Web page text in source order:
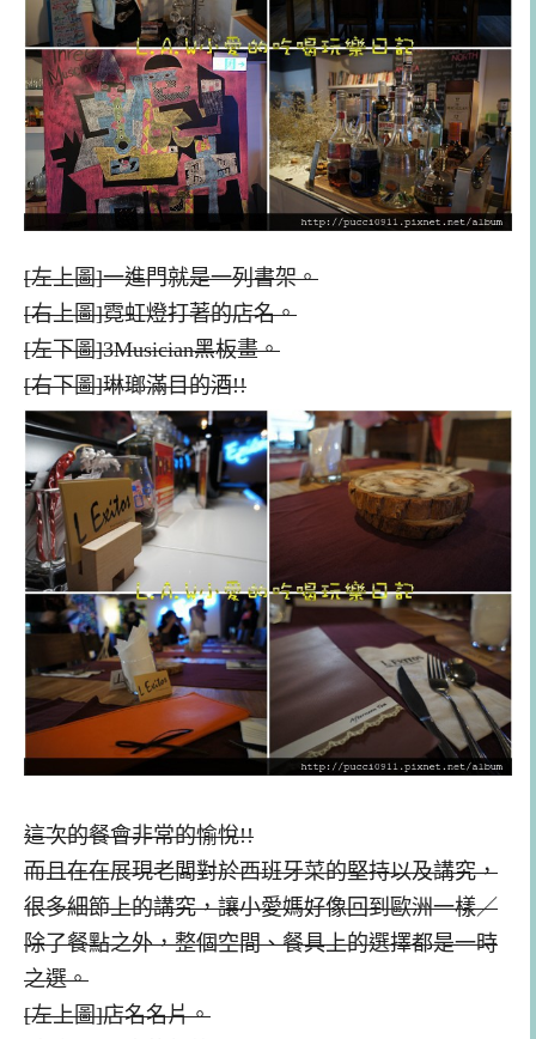
[左上圖]一進門就是一列書架。
[右上圖]霓虹燈打著的店名。
[左下圖]3Musician黑板畫。
[右下圖]琳瑯滿目的酒!!
這次的餐會非常的愉悅!!
而且在在展現老闆對於西班牙菜的堅持以及講究，
很多細節上的講究，讓小愛媽好像回到歐洲一樣／
除了餐點之外，整個空間、餐具上的選擇都是一時
之選。
[左上圖]店名名片。